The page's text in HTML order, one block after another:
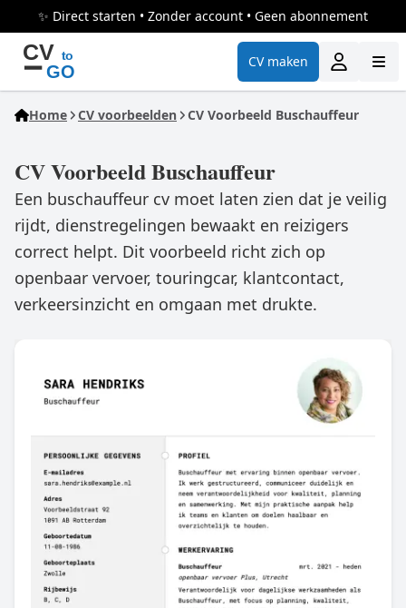
✨ Direct starten • Zonder account • Geen abonnement
CV maken
Home CV voorbeelden CV Voorbeeld Buschauffeur
CV Voorbeeld Buschauffeur
Een buschauffeur cv moet laten zien dat je veilig
rijdt, dienstregelingen bewaakt en reizigers
correct helpt. Dit voorbeeld richt zich op
openbaar vervoer, touringcar, klantcontact,
verkeersinzicht en omgaan met drukte.